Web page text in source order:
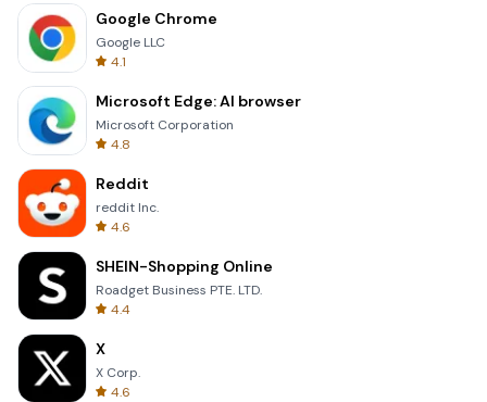
Google Chrome
Google LLC
4.1
Microsoft Edge: AI browser
Microsoft Corporation
4.8
Reddit
reddit Inc.
4.6
SHEIN-Shopping Online
Roadget Business PTE. LTD.
4.4
X
X Corp.
4.6